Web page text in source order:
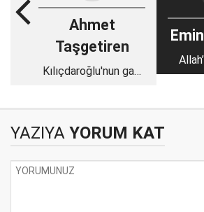
Ahmet
Taşgetiren
Kılıçdaroğlu'nun gafı
YAZIYA YORUM KAT